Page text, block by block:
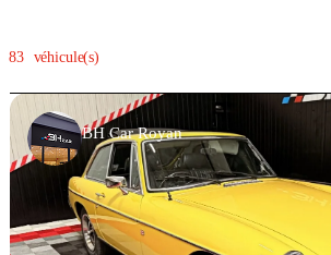
83 véhicule(s)
BH Car Royan